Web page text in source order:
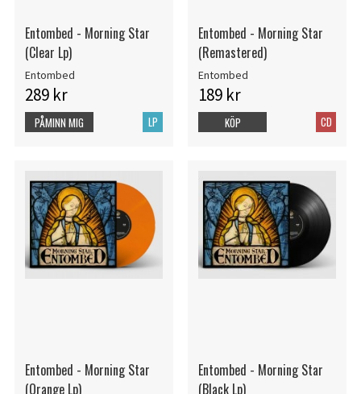
Entombed - Morning Star
(Clear Lp)
Entombed
289 kr
LP
PÅMINN MIG
Entombed - Morning Star
(Remastered)
Entombed
189 kr
CD
KÖP
Entombed - Morning Star
(Orange Lp)
Entombed - Morning Star
(Black Lp)